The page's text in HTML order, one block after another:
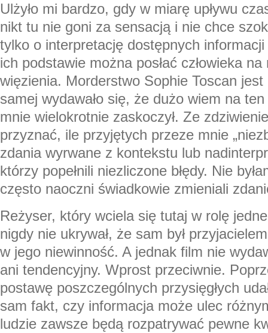
Ulżyło mi bardzo, gdy w miarę upływu
nikt tu nie goni za sensacją i nie chce
tylko o interpretację dostępnych
ich podstawie można posłać człowieka
więzienia. Morderstwo Sophie Toscan
samej wydawało się, że dużo wiem na
mnie wielokrotnie zaskoczył. Ze
przyznać, ile przyjętych przeze mnie
zdania wyrwane z kontekstu lub
którzy popełnili niezliczone błędy. Nie
często naoczni świadkowie zmieniali
Reżyser, który wciela się tutaj w rolę
nigdy nie ukrywał, że sam był
w jego niewinność. A jednak film nie
ani tendencyjny. Wprost przeciwnie.
postawę poszczególnych przysięgłych
sam fakt, czy informacja może ulec
ludzie zawsze będą rozpatrywać pewne